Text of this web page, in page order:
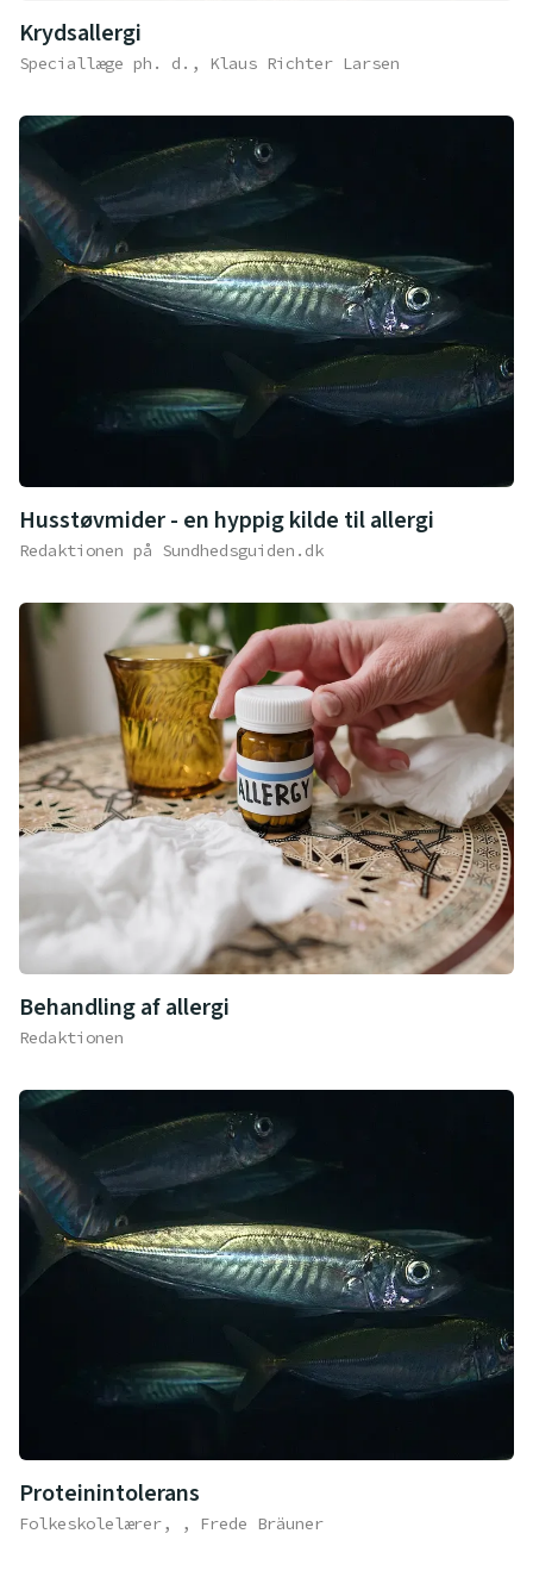
Krydsallergi
Speciallæge ph. d., Klaus Richter Larsen
Husstøvmider - en hyppig kilde til allergi
Redaktionen på Sundhedsguiden.dk
Behandling af allergi
Redaktionen
Proteinintolerans
Folkeskolelærer, , Frede Bräuner